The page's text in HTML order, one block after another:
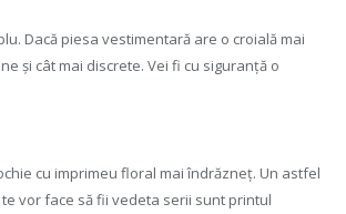
Dacă piesa vestimentară are o croială mai
și cât mai discrete. Vei fi cu siguranță o
cu imprimeu floral mai îndrăzneț. Un astfel
vor face să fii vedeta serii sunt printul